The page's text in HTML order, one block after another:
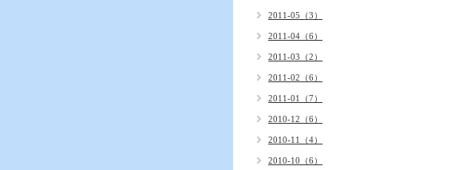
2011-05（3）
2011-04（6）
2011-03（2）
2011-02（6）
2011-01（7）
2010-12（6）
2010-11（4）
2010-10（6）